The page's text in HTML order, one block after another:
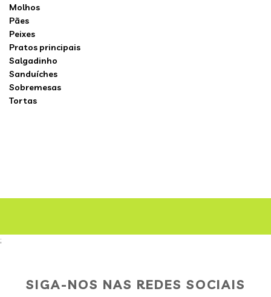
Molhos
Pães
Peixes
Pratos principais
Salgadinho
Sanduíches
Sobremesas
Tortas
;
SIGA-NOS NAS REDES SOCIAIS